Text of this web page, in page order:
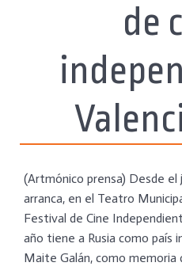
de
(Artmónico prensa) Desde el
arranca, en el Teatro
Festival de Cine
año tiene a Rusia como país
Maite Galán, como memoria